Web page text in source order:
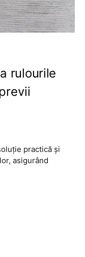
rulourile
practică și
asigurând